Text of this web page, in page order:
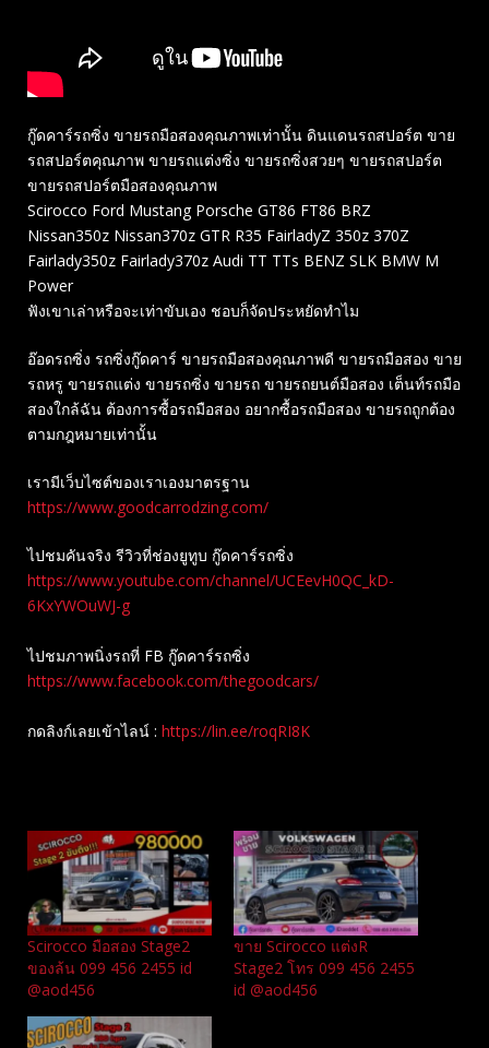
กู๊ดคาร์รถซิ่ง ขายรถมือสองคุณภาพเท่านั้น ดินแดนรถสปอร์ต ขาย
รถสปอร์ตคุณภาพ ขายรถแต่งซิ่ง ขายรถซิ่งสวยๆ ขายรถสปอร์ต
ขายรถสปอร์ตมือสองคุณภาพ
Scirocco Ford Mustang Porsche GT86 FT86 BRZ
Nissan350z Nissan370z GTR R35 FairladyZ 350z 370Z
Fairlady350z Fairlady370z Audi TT TTs BENZ SLK BMW M
Power
ฟังเขาเล่าหรือจะเท่าขับเอง ชอบก็จัดประหยัดทำไม
อ๊อดรถซิ่ง รถซิ่งกู๊ดคาร์ ขายรถมือสองคุณภาพดี ขายรถมือสอง ขาย
รถหรู ขายรถแต่ง ขายรถซิ่ง ขายรถ ขายรถยนต์มือสอง เต็นท์รถมือ
สองใกล้ฉัน ต้องการซื้อรถมือสอง อยากซื้อรถมือสอง ขายรถถูกต้อง
ตามกฎหมายเท่านั้น
เรามีเว็บไซต์ของเราเองมาตรฐาน
https://www.goodcarrodzing.com/
ไปชมคันจริง รีวิวที่ช่องยู​ทูบ​ กู๊ดคาร์รถซิ่ง
https://www.youtube.com/channel/UCEevH0QC_kD-
6KxYWOuWJ-g
ไปชมภาพนิ่งรถที่ FB กู๊ดคาร์รถซิ่ง
https://www.facebook.com/thegoodcars/
กดลิงก์เลยเข้าไลน์ : https://lin.ee/roqRI8K
Scirocco มือสอง Stage2
ของล้น 099 456 2455 id
@aod456
ขาย Scirocco แต่งR
Stage2 โทร 099 456 2455
id @aod456